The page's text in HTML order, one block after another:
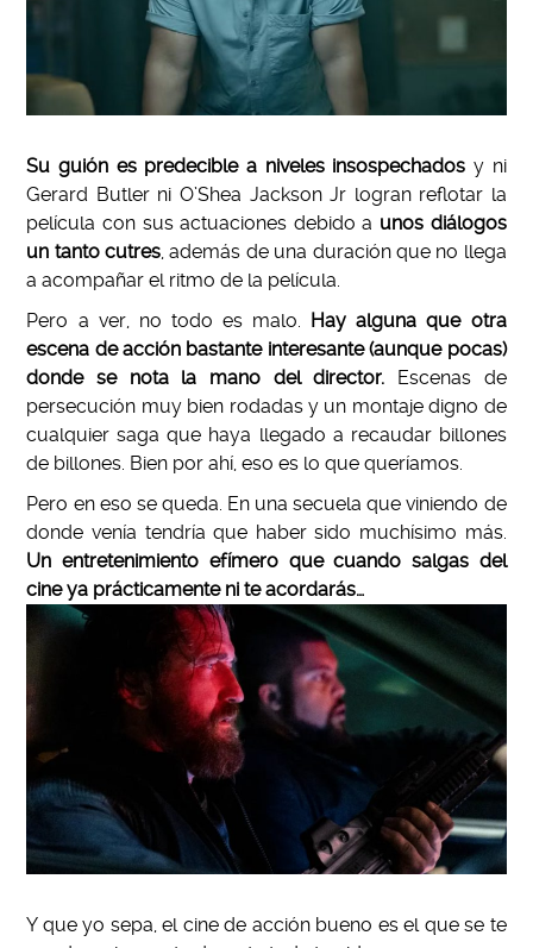
Su guión es predecible a niveles insospechados y ni
Gerard Butler ni O’Shea Jackson Jr logran reflotar la
película con sus actuaciones debido a unos diálogos
un tanto cutres, además de una duración que no llega
a acompañar el ritmo de la película.
Pero a ver, no todo es malo.
Hay alguna que otra
escena de acción bastante interesante (aunque pocas)
donde se nota la mano del director. Escenas de
persecución muy bien rodadas y un montaje digno de
cualquier saga que haya llegado a recaudar billones
de billones. Bien por ahí, eso es lo que queríamos.
Pero en eso se queda. En una secuela que viniendo de
donde venía tendría que haber sido muchísimo más.
Un entretenimiento efímero que cuando salgas del
cine ya prácticamente ni te acordarás…
Y que yo sepa, el cine de acción bueno es el que se te